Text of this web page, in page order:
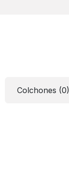
Colchones (0)